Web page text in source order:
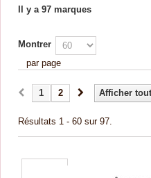
Il y a 97 marques
Montrer
par page
Afficher tout
1 2
Résultats 1 - 60 sur 97.